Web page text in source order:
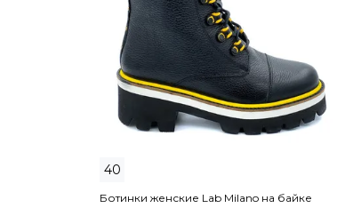
40
Ботинки женские Lab Milano на байке